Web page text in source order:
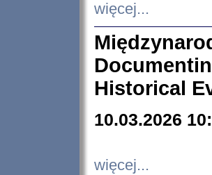
więcej...
Historical
10.03.2026
więcej...